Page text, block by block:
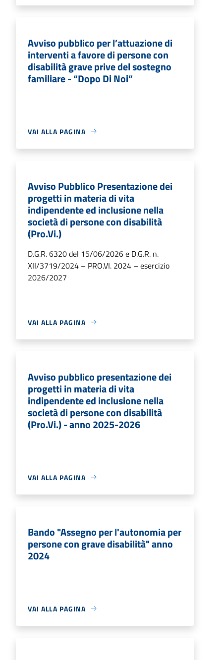
Avviso pubblico per l’attuazione di
interventi a favore di persone con
disabilità grave prive del sostegno
familiare - “Dopo Di Noi”
VAI ALLA PAGINA
Avviso Pubblico Presentazione dei
progetti in materia di vita
indipendente ed inclusione nella
società di persone con disabilità
(Pro.Vi.)
D.G.R. 6320 del 15/06/2026 e D.G.R. n.
XII/3719/2024 – PRO.VI. 2024 – esercizio
2026/2027
VAI ALLA PAGINA
Avviso pubblico presentazione dei
progetti in materia di vita
indipendente ed inclusione nella
società di persone con disabilità
(Pro.Vi.) - anno 2025-2026
VAI ALLA PAGINA
Bando "Assegno per l'autonomia per
persone con grave disabilità" anno
2024
VAI ALLA PAGINA